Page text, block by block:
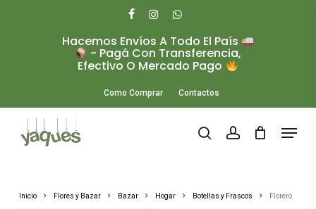
Hacemos Envíos A Todo El País
- Pagá Con Transferencia,
Efectivo O Mercado Pago
Como Comprar Contactos
search account
Menu
Inicio Flores y Bazar Bazar Hogar Botellas y Frascos Florero